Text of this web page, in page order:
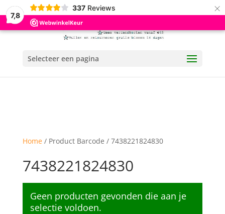
7,8
337 Reviews ×
Selecteer een pagina
Home/ Product Barcode / 7438221824830
7438221824830
Geen producten gevonden die aan je
selectie voldoen.